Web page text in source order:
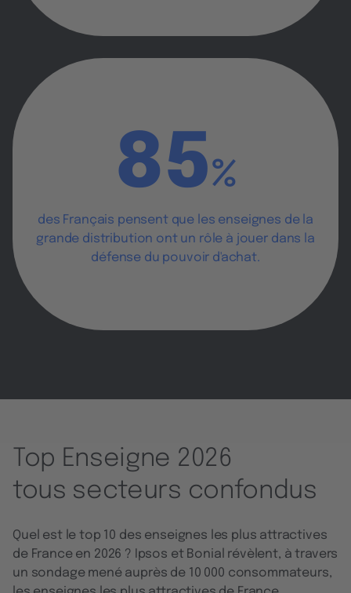
85%
des Français pensent que les enseignes de la
grande distribution ont un rôle à jouer dans la
défense du pouvoir d'achat.
Top Enseigne 2026
tous secteurs confondus
Quel est le top 10 des enseignes les plus attractives
de France en 2026 ? Ipsos et Bonial révèlent, à travers
un sondage mené auprès de 10 000 consommateurs,